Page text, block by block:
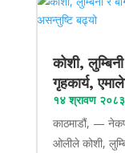
कोशी,
गृहकार्य,
१४ श्रावण २०८३,
काठमाडौं, —
ओलीले कोशी,